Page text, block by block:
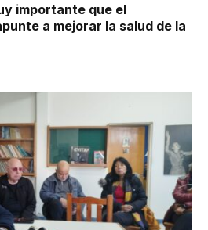
importante que el
a mejorar la salud de la